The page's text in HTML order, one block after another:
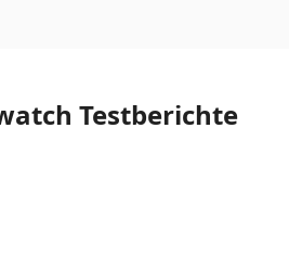
Testberichte